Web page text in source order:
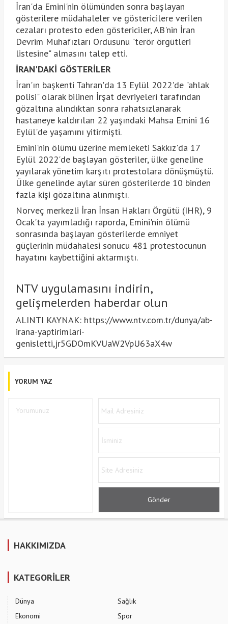
İran'da Emini'nin ölümünden sonra başlayan
gösterilere müdahaleler ve göstericilere verilen
cezaları protesto eden göstericiler, AB'nin İran
Devrim Muhafızları Ordusunu "terör örgütleri
listesine" almasını talep etti.
İRAN'DAKİ GÖSTERİLER
İran'ın başkenti Tahran'da 13 Eylül 2022'de "ahlak
polisi" olarak bilinen İrşat devriyeleri tarafından
gözaltına alındıktan sonra rahatsızlanarak
hastaneye kaldırılan 22 yaşındaki Mahsa Emini 16
Eylül'de yaşamını yitirmişti.
Emini'nin ölümü üzerine memleketi Sakkız'da 17
Eylül 2022'de başlayan gösteriler, ülke geneline
yayılarak yönetim karşıtı protestolara dönüşmüştü.
Ülke genelinde aylar süren gösterilerde 10 binden
fazla kişi gözaltına alınmıştı.
Norveç merkezli İran İnsan Hakları Örgütü (IHR), 9
Ocak'ta yayımladığı raporda, Emini'nin ölümü
sonrasında başlayan gösterilerde emniyet
güçlerinin müdahalesi sonucu 481 protestocunun
hayatını kaybettiğini aktarmıştı.
NTV uygulamasını indirin,
gelişmelerden haberdar olun
ALINTI KAYNAK: https://www.ntv.com.tr/dunya/ab-
irana-yaptirimlari-
genisletti,jr5GDOmKVUaW2VpU63aX4w
YORUM YAZ
HAKKIMIZDA
KATEGORİLER
Dünya
Ekonomi
Sağlık
Spor